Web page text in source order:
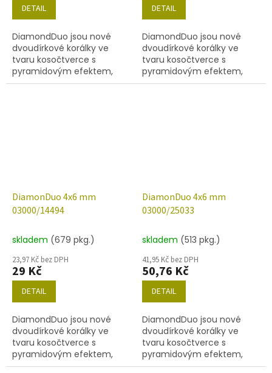
DETAIL
DiamondDuo jsou nové
dvoudírkové korálky ve
tvaru kosočtverce s
pyramidovým efektem,
velikost 4x6 mm, obsah
DETAIL
DiamondDuo jsou nové
dvoudírkové korálky ve
tvaru kosočtverce s
pyramidovým efektem,
velikost 4x6 mm, obsah
DiamonDuo 4x6 mm
03000/14494
skladem (679 pkg.)
23,97 Kč bez DPH
29 Kč
DETAIL
DiamondDuo jsou nové
dvoudírkové korálky ve
tvaru kosočtverce s
pyramidovým efektem,
velikost 4x6 mm, obsah
DiamonDuo 4x6 mm
03000/25033
skladem (513 pkg.)
41,95 Kč bez DPH
50,76 Kč
DETAIL
DiamondDuo jsou nové
dvoudírkové korálky ve
tvaru kosočtverce s
pyramidovým efektem,
velikost 4x6 mm, obsah